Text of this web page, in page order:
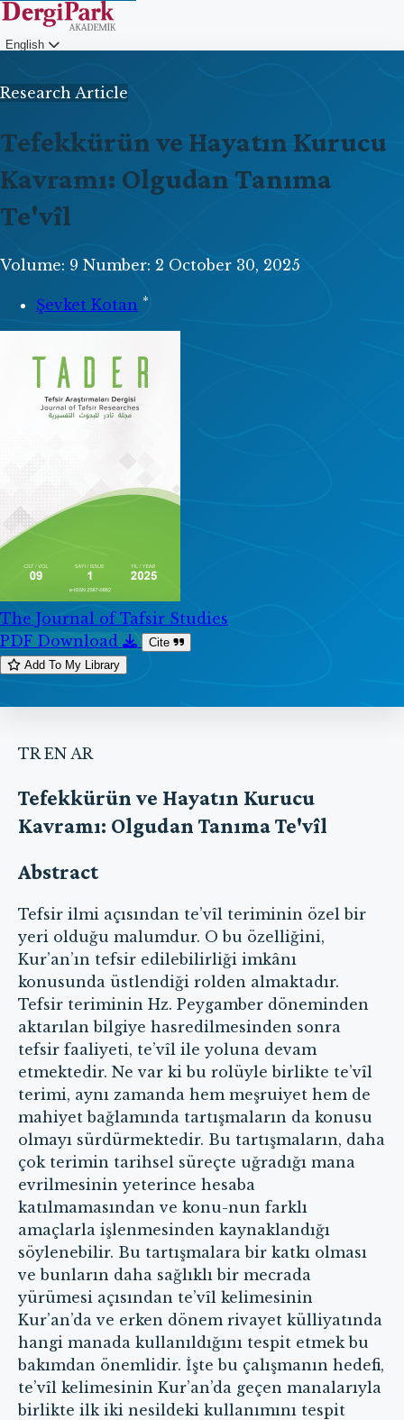
English
Research Article
Tefekkürün ve Hayatın Kurucu
Kavramı: Olgudan Tanıma
Te'vîl
Volume: 9 Number: 2 October 30, 2025
Şevket Kotan *
The Journal of Tafsir Studies
PDF Download
Cite
Add To My Library
TREN AR
Tefekkürün ve Hayatın Kurucu
Kavramı: Olgudan Tanıma Te'vîl
Abstract
Tefsir ilmi açısından te’vîl teriminin özel bir
yeri olduğu malumdur. O bu özelliğini,
Kur’an’ın tefsir edilebilirliği imkânı
konusunda üstlendiği rolden almaktadır.
Tefsir teriminin Hz. Peygamber döneminden
aktarılan bilgiye hasredilmesinden sonra
tefsir faaliyeti, te’vîl ile yoluna devam
etmektedir. Ne var ki bu rolüyle birlikte te’vîl
terimi, aynı zamanda hem meşruiyet hem de
mahiyet bağlamında tartışmaların da konusu
olmayı sürdürmektedir. Bu tartışmaların, daha
çok terimin tarihsel süreçte uğradığı mana
evrilmesinin yeterince hesaba
katılmamasından ve konu-nun farklı
amaçlarla işlenmesinden kaynaklandığı
söylenebilir. Bu tartışmalara bir katkı olması
ve bunların daha sağlıklı bir mecrada
yürümesi açısından te’vîl kelimesinin
Kur’an’da ve erken dönem rivayet külliyatında
hangi manada kullanıldığını tespit etmek bu
bakımdan önemlidir. İşte bu çalışmanın hedefi,
te’vîl kelimesinin Kur’an’da geçen manalarıyla
birlikte ilk iki nesildeki kullanımını tespit